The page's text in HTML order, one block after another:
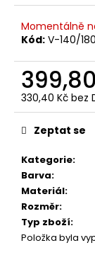
Momentálně
Kód: V-140/180
330,40 Kč bez
Měrná
cena:
Kategorie:
Barva:
Materiál:
Rozměr:
Typ zboží:
Položka byla
Zeptat se
u
č
u
e
m
e
UTĚRKA
ŽAKÁRSKÁ
FOLKLÓR
50X70
91,50
Kč